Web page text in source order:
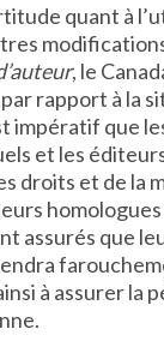
quant à
, le
rapport à la
impératif que
et les
droits et de la
assurés que
à assurer la